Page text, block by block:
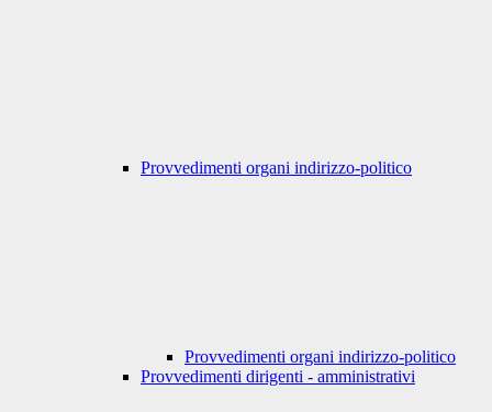
Provvedimenti organi indirizzo-politico
Provvedimenti organi indirizzo-politico
Provvedimenti dirigenti - amministrativi